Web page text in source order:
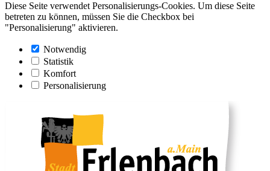
Diese Seite verwendet Personalisierungs-Cookies. Um diese Seite
betreten zu können, müssen Sie die Checkbox bei
"Personalisierung" aktivieren.
Notwendig
Statistik
Komfort
Personalisierung